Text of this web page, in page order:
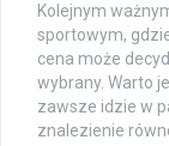
Kolejnym
sportowym,
cena może
wybrany. Warto
zawsze idzie w
znalezienie